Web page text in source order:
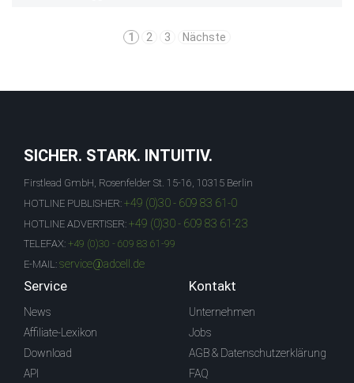
1 2 3 Nächste
SICHER. STARK. INTUITIV.
Firstlead GmbH, Rosenfelder St. 15-16, 10315 Berlin
HOTLINE PUBLISHER: +49 (0)30 - 609 83 61-0
HOTLINE ADVERTISER: +49 (0)30 - 609 83 61-23
TELEFAX: +49 (0)30 - 609 83 61-99
E-MAIL: service@adcell.de
Service
News
Affiliate-Lexikon
Download
API
Kontakt
Unternehmen
Jobs
AGB & Datenschutzerklärung
FAQ